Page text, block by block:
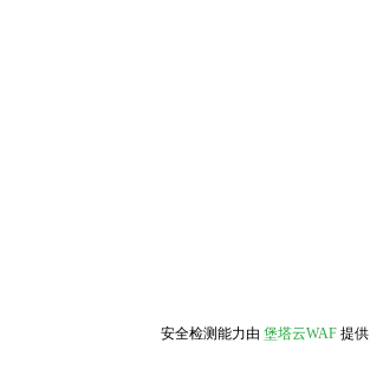
安全检测能力由 堡塔云WAF 提供